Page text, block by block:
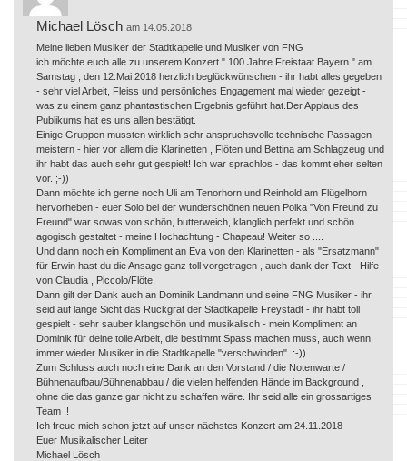
Michael Lösch am 14.05.2018
Meine lieben Musiker der Stadtkapelle und Musiker von FNG
ich möchte euch alle zu unserem Konzert " 100 Jahre Freistaat Bayern " am
Samstag , den 12.Mai 2018 herzlich beglückwünschen - ihr habt alles gegeben
- sehr viel Arbeit, Fleiss und persönliches Engagement mal wieder gezeigt -
was zu einem ganz phantastischen Ergebnis geführt hat.Der Applaus des
Publikums hat es uns allen bestätigt.
Einige Gruppen mussten wirklich sehr anspruchsvolle technische Passagen
meistern - hier vor allem die Klarinetten , Flöten und Bettina am Schlagzeug und
ihr habt das auch sehr gut gespielt! Ich war sprachlos - das kommt eher selten
vor. ;-))
Dann möchte ich gerne noch Uli am Tenorhorn und Reinhold am Flügelhorn
hervorheben - euer Solo bei der wunderschönen neuen Polka "Von Freund zu
Freund" war sowas von schön, butterweich, klanglich perfekt und schön
agogisch gestaltet - meine Hochachtung - Chapeau! Weiter so ....
Und dann noch ein Kompliment an Eva von den Klarinetten - als "Ersatzmann"
für Erwin hast du die Ansage ganz toll vorgetragen , auch dank der Text - Hilfe
von Claudia , Piccolo/Flöte.
Dann gilt der Dank auch an Dominik Landmann und seine FNG Musiker - ihr
seid auf lange Sicht das Rückgrat der Stadtkapelle Freystadt - ihr habt toll
gespielt - sehr sauber klangschön und musikalisch - mein Kompliment an
Dominik für deine tolle Arbeit, die bestimmt Spass machen muss, auch wenn
immer wieder Musiker in die Stadtkapelle "verschwinden". :-))
Zum Schluss auch noch eine Dank an den Vorstand / die Notenwarte /
Bühnenaufbau/Bühnenabbau / die vielen helfenden Hände im Background ,
ohne die das ganze gar nicht zu schaffen wäre. Ihr seid alle ein grossartiges
Team !!
Ich freue mich schon jetzt auf unser nächstes Konzert am 24.11.2018
Euer Musikalischer Leiter
Michael Lösch